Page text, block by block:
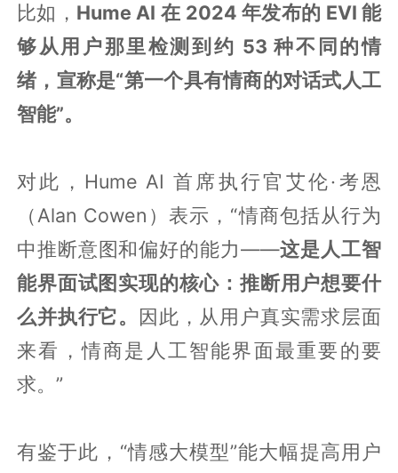
比如， Hume AI 在 2024 年发布的 EVI 能
够从用户那里检测到约 53 种不同的情
绪，宣称是“第一个具有情商的对话式人工
智能”。
对此，Hume AI 首席执行官艾伦·考恩
（Alan Cowen）表示，“情商包括从行为
中推断意图和偏好的能力——这是人工智
能界面试图实现的核心：推断用户想要什
么并执行它。
因此，从用户真实需求层面
来看，情商是人工智能界面最重要的要
求。”
有鉴于此，“情感大模型”能大幅提高用户